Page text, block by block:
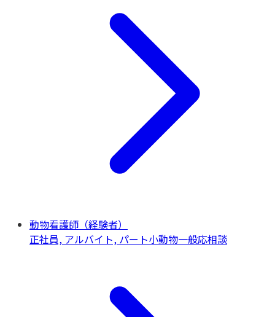
動物看護師（経験者）
正社員, アルバイト, パート小動物一般応相談